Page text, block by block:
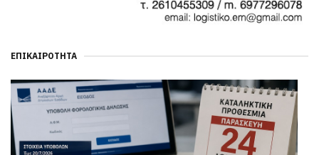
ΕΠΙΚΑΙΡΌΤΗΤΑ